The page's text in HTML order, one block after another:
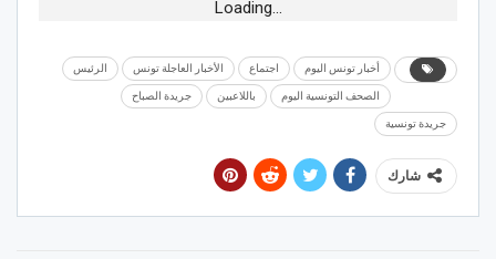
Loading...
أخبار تونس اليوم اجتماع الأخبار العاجلة تونس الرئيس
الصحف التونسية اليوم باللاعبين جريدة الصباح
جريدة تونسية
شارك